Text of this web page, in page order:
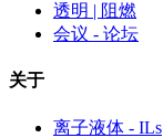
透明 | 阻燃
会议 - 论坛
关于
离子液体 - ILs